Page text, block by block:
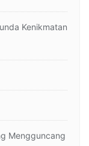
Kenikmatan
Mengguncang